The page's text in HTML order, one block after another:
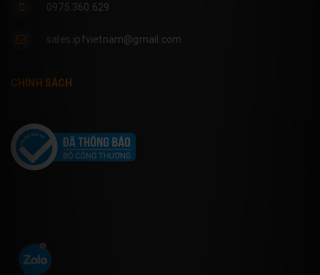
0975.360.629
sales.ipfvietnam@gmail.com
CHÍNH SÁCH